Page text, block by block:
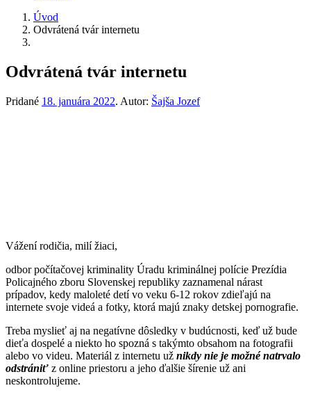
Úvod
Odvrátená tvár internetu
Odvrátená tvár internetu
Pridané 18. januára 2022. Autor: Šajša Jozef
Vážení rodičia, milí žiaci,
odbor počítačovej kriminality Úradu kriminálnej polície Prezídia
Policajného zboru Slovenskej republiky zaznamenal nárast
prípadov, kedy maloleté detí vo veku 6-12 rokov zdieľajú na
internete svoje videá a fotky, ktorá majú znaky detskej pornografie.
Treba myslieť aj na negatívne dôsledky v budúcnosti, keď už bude
dieťa dospelé a niekto ho spozná s takýmto obsahom na fotografii
alebo vo videu. Materiál z internetu už nikdy nie je možné natrvalo
odstrániť z online priestoru a jeho ďalšie šírenie už ani
neskontrolujeme.